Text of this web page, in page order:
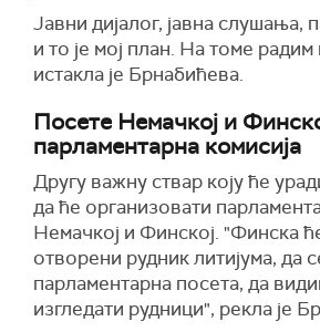
Јавни дијалог, јавна слушања,
и то је мој план. На томе
истакла је Брнабићева.
Посете Немачкој и
парламентарна комисија
Другу важну ствар коју ће
да ће организовати
Немачкој и Финској. "Финска
отворени рудник литијума, да
парламентарна посета, да
изгледати рудници", рекла је